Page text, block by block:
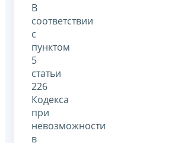
В
соответствии
с
пунктом
5
статьи
226
Кодекса
при
невозможности
в